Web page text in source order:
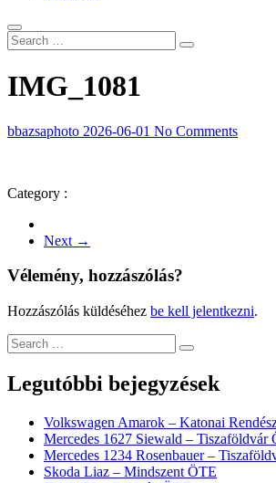
IMG_1081
bbazsaphoto 2026-06-01 No Comments
Category :
Next →
Vélemény, hozzászólás?
Hozzászólás küldéséhez be kell jelentkezni.
Legutóbbi bejegyzések
Volkswagen Amarok – Katonai
Mercedes 1627 Siewald – Tiszaföldvár
Mercedes 1234 Rosenbauer –
Skoda Liaz – Mindszent ÖTE